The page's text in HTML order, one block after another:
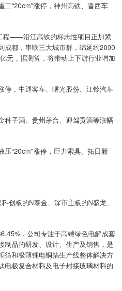
“20cm”涨停，神州高铁、晋西车
程——沿江高铁的标志性项目正加紧
成都，串联三大城市群，绵延约2000
元，据测算，将带动上下游行业增加
停，中通客车、曙光股份、江铃汽车
种子酒、贵州茅台、迎驾贡酒等涨幅
“20cm”涨停，巨力索具、拓日新
创板的N泰金、深市主板的N盛龙、
，公司专注于高端绿色电解成套
制品的研发、设计、生产及销售，是
箔和极薄锂电铜箔生产线整体解决方
电极复合材料及电子封接玻璃材料的